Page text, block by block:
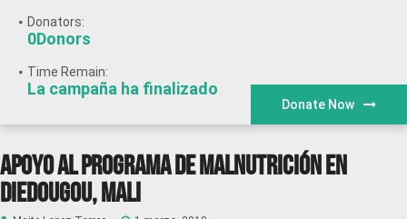
Donators:
0Donors
Time Remain:
La campaña ha finalizado
Donate Now
Apoyo al programa de Malnutrición en
Diedougou, Mali